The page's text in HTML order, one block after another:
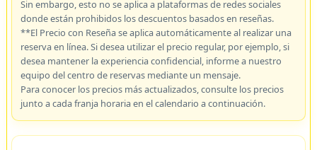
Sin embargo, esto no se aplica a plataformas de redes sociales
donde están prohibidos los descuentos basados en reseñas.
**El Precio con Reseña se aplica automáticamente al realizar una
reserva en línea. Si desea utilizar el precio regular, por ejemplo, si
desea mantener la experiencia confidencial, informe a nuestro
equipo del centro de reservas mediante un mensaje.
Para conocer los precios más actualizados, consulte los precios
junto a cada franja horaria en el calendario a continuación.